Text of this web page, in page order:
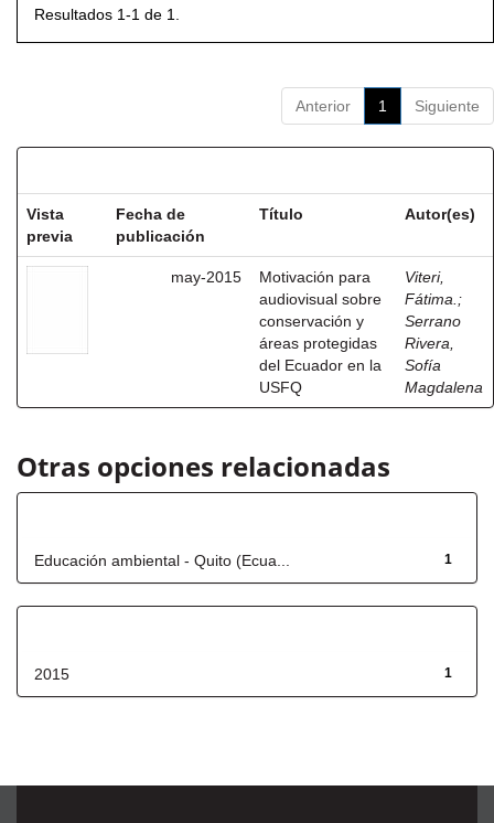
Resultados 1-1 de 1.
Anterior 1 Siguiente
Vista
previa
Fecha de
publicación
Título Autor(es)
may-2015
Motivación para
audiovisual sobre
conservación y
áreas protegidas
del Ecuador en la
USFQ
Viteri,
Fátima. ;
Serrano
Rivera,
Sofía
Magdalena
Otras opciones relacionadas
1
Educación ambiental - Quito (Ecua...
1
2015